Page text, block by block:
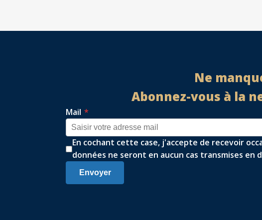
Ne
Abonnez-vous à la
Mail *
En cochant cette case, j'accepte de recevoir
données ne seront en aucun cas transmises en
Envoyer